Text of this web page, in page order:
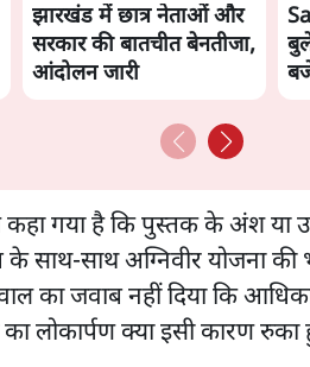
झारखंड में छात्र नेताओं और
सरकार की बातचीत बेनतीजा,
आंदोलन जारी
गया है कि पुस्तक के अंश या
साथ-साथ अग्निवीर योजना की
जवाब नहीं दिया कि
लोकार्पण क्या इसी कारण